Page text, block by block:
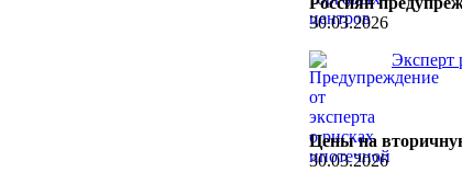
30.03.2026
Эксперт
Цены на
30.03.2026